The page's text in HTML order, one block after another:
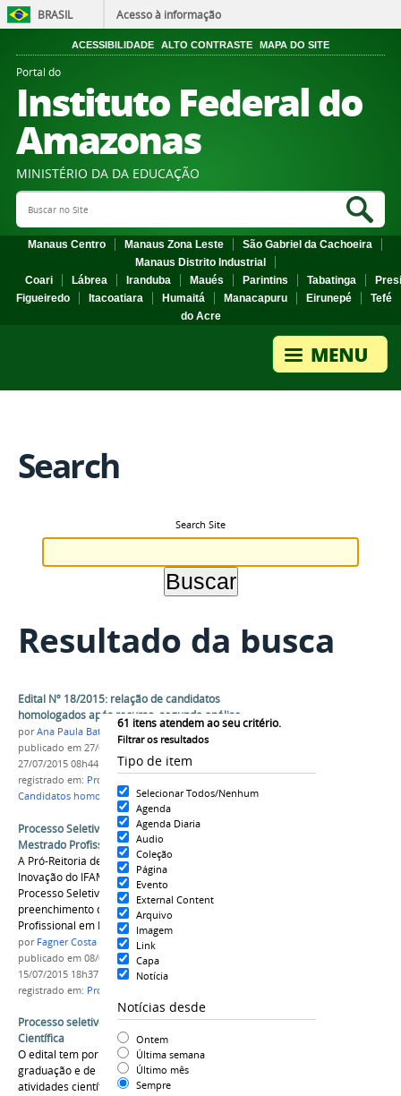
BRASIL Acesso à informação
ACESSIBILIDADE ALTO CONTRASTE MAPA DO SITE
Portal do
Instituto Federal do
Amazonas
MINISTÉRIO DA DA EDUCAÇÃO
Search Site
Manaus Centro Manaus Zona Leste
São Gabriel da Cachoeira
Manaus Distrito Industrial
Coari
Lábrea Iranduba Maués Parintins Tabatinga
Figueiredo
Itacoatiara Humaitá Manacapuru Eirunepé
Tefé
do Acre
Search
Search Site
Resultado da busca
61 itens atendem ao seu critério.
Filtrar os resultados
Tipo de item
Selecionar Todos/Nenhum
Agenda
Agenda Diaria
Audio
Coleção
Página
Evento
External Content
Arquivo
Imagem
Link
Capa
Notícia
Notícias desde
Ontem
Última semana
Último mês
Sempre
Edital Nº 18/2015: relação de candidatos
homologados após recurso, segunda análise
porAna Paula Batista
publicado em 27/07/2015—última modificação
27/07/2015 08h44
registrado em: Processo Seletivo
Candidatos homologados
Processo Seletivo Interno para o Curso de
Mestrado Profissional em Ensino Tecnológico
A Pró-Reitoria de Pesquisa, Pós-Graduação e
Inovação do IFAM comunica as normas para o
Processo Seletivo Interno destinado ao
preenchimento das vagas do Curso de Mestrado
Profissional em Ensino Tecnológico (MPET).
por Fagner Costa
publicado em 08/04/2015—última modificação
15/07/2015 18h37
registrado em: Processo Seletivo
Processo seletivo de bolsas para Iniciação
Científica
O edital tem por objetivo incentivar alunos de
graduação e de nível médio a desenvolverem
atividades científicas.